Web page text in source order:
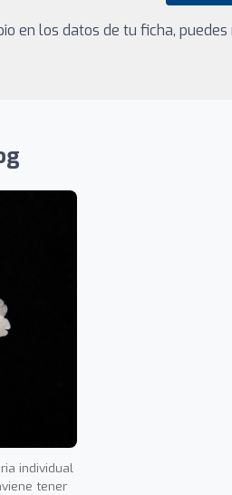
en los datos de tu ficha,
individual
tener